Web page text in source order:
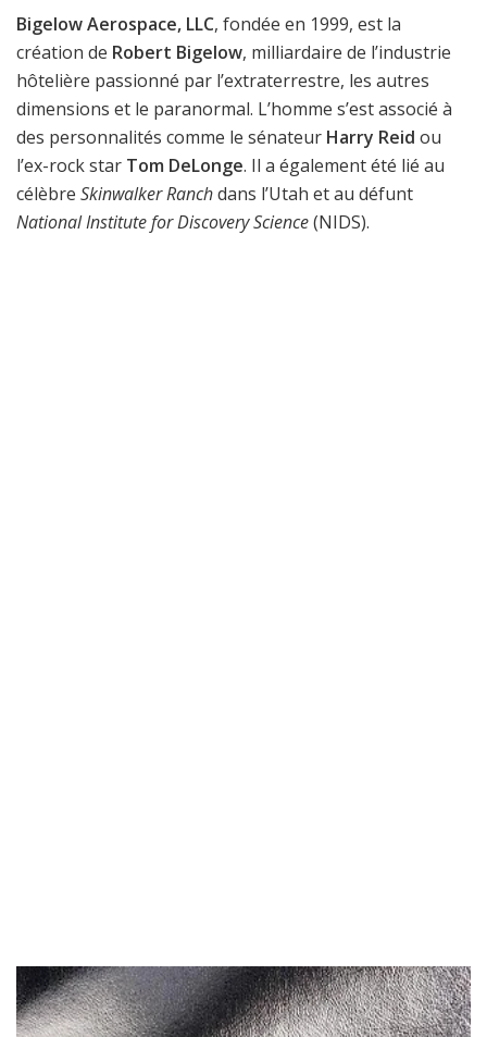
Bigelow Aerospace, LLC, fondée en 1999, est la
création de Robert Bigelow, milliardaire de l’industrie
hôtelière passionné par l’extraterrestre, les autres
dimensions et le paranormal. L’homme s’est associé à
des personnalités comme le sénateur Harry Reid ou
l’ex-rock star Tom DeLonge. Il a également été lié au
célèbre Skinwalker Ranchdans l’Utah et au défunt
National Institute for Discovery Science(NIDS).